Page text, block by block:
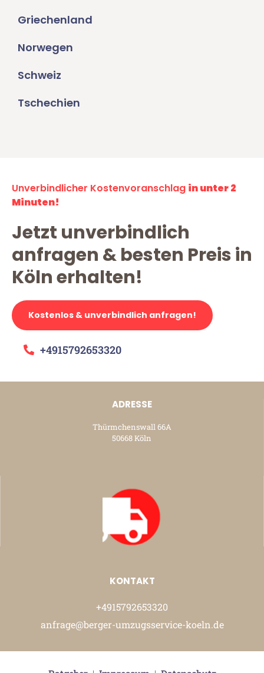
Griechenland
Norwegen
Schweiz
Tschechien
Unverbindlicher Kostenvoranschlag in unter 2
Minuten!
Jetzt unverbindlich
anfragen & besten Preis in
Köln erhalten!
Kostenlos & unverbindlich anfragen!
+4915792653320
ADRESSE
Thürmchenswall 66A
50668 Köln
KONTAKT
+4915792653320
anfrage@berger-umzugsservice-koeln.de